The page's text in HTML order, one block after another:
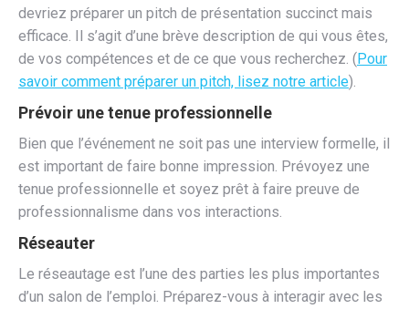
devriez préparer un pitch de présentation succinct mais
efficace. Il s’agit d’une brève description de qui vous êtes,
de vos compétences et de ce que vous recherchez. (Pour
savoir comment préparer un pitch, lisez notre article).
Prévoir une tenue professionnelle
Bien que l’événement ne soit pas une interview formelle, il
est important de faire bonne impression. Prévoyez une
tenue professionnelle et soyez prêt à faire preuve de
professionnalisme dans vos interactions.
Réseauter
Le réseautage est l’une des parties les plus importantes
d’un salon de l’emploi. Préparez-vous à interagir avec les